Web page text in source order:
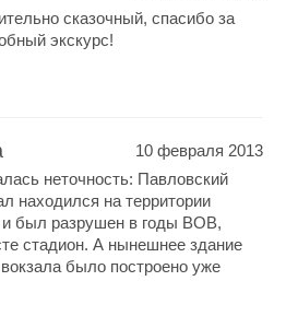
сказочный, спасибо за
экскурс!
10 февраля 2013
неточность: Павловский
находился на территории
и был разрушен в годы ВОВ,
стадион. А нынешнее здание
было построено уже